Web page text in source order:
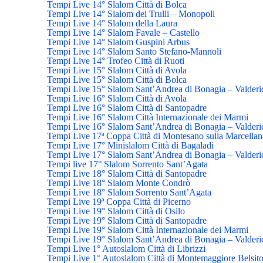
Tempi Live 14° Slalom Città di Bolca
Tempi Live 14° Slalom dei Trulli – Monopoli
Tempi Live 14° Slalom della Laura
Tempi Live 14° Slalom Favale – Castello
Tempi Live 14° Slalom Guspini Arbus
Tempi Live 14° Slalom Santo Stefano-Mannoli
Tempi Live 14° Trofeo Città di Ruoti
Tempi Live 15° Slalom Città di Avola
Tempi Live 15° Slalom Città di Bolca
Tempi Live 15° Slalom Sant’Andrea di Bonagia –
Tempi Live 16° Slalom Città di Avola
Tempi Live 16° Slalom Città di Santopadre
Tempi Live 16° Slalom Città Internazionale dei Marmi
Tempi Live 16° Slalom Sant’Andrea di Bonagia –
Tempi Live 17ª Coppa Città di Montesano sulla
Tempi Live 17° Minislalom Città di Bagaladi
Tempi Live 17° Slalom Sant’Andrea di Bonagia –
Tempi live 17° Slalom Sorrento Sant’Agata
Tempi Live 18° Slalom Città di Santopadre
Tempi Live 18° Slalom Monte Condrò
Tempi Live 18° Slalom Sorrento Sant’Agata
Tempi Live 19ª Coppa Città di Picerno
Tempi Live 19° Slalom Città di Osilo
Tempi Live 19° Slalom Città di Santopadre
Tempi Live 19° Slalom Città Internazionale dei Marmi
Tempi Live 19° Slalom Sant’Andrea di Bonagia –
Tempi Live 1° Autoslalom Città di Librizzi
Tempi Live 1° Autoslalom Città di Montemaggiore Belsito